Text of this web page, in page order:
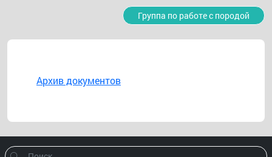
Группа по работе с породой
Архив документов